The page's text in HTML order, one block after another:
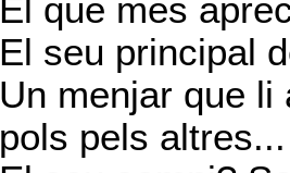
El que més
El seu principal
Un menjar que li
pols pels